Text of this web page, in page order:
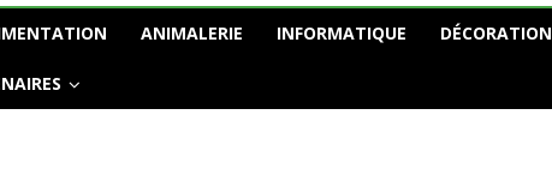
ANIMALERIE INFORMATIQUE DÉCORATION